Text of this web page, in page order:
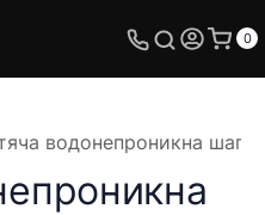
0
водонепроникна